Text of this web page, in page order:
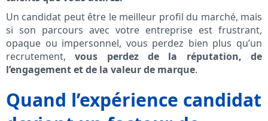
Un candidat peut être le meilleur profil du marché, mais
si son parcours avec votre entreprise est frustrant,
opaque ou impersonnel, vous perdez bien plus qu’un
recrutement,vous perdez de la réputation, de
l’engagement et de la valeur de marque.
Quand l’expérience candidat